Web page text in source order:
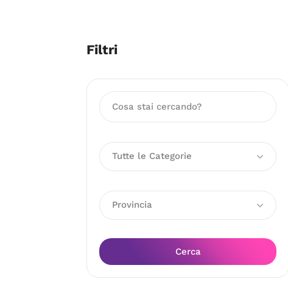
Filtri
Tutte le Categorie
Provincia
Cerca